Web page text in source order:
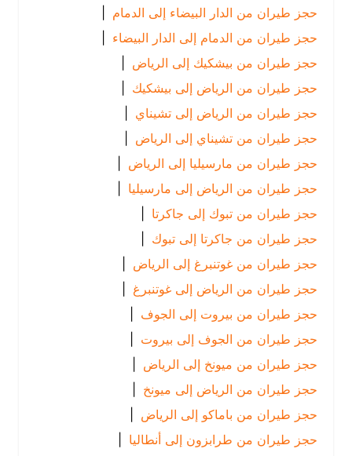
حجز طيران من الدار البيضاء إلى الدمام
|
حجز طيران من الدمام إلى الدار البيضاء |
حجز طيران من بيشكيك إلى الرياض
|
حجز طيران من الرياض إلى بيشكيك |
حجز طيران من الرياض إلى تشيناي |
حجز طيران من تشيناي إلى الرياض
|
حجز طيران من مارسيليا إلى الرياض
|
حجز طيران من الرياض إلى مارسيليا |
حجز طيران من تبوك إلى جاكرتا
|
حجز طيران من جاكرتا إلى تبوك
|
حجز طيران من غوتنبرغ إلى الرياض
|
حجز طيران من الرياض إلى غوتنبرغ |
حجز طيران من بيروت إلى الجوف |
حجز طيران من الجوف إلى بيروت
|
حجز طيران من ميونخ إلى الرياض
|
حجز طيران من الرياض إلى ميونخ |
حجز طيران من باماكو إلى الرياض
|
حجز طيران من طرابزون إلى أنطاليا
|